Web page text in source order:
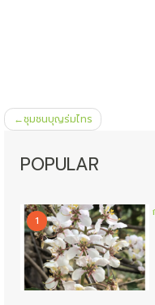
แนะแนว
เรื่อง
ชุมชนบุญร่มไทร
POPULAR
1